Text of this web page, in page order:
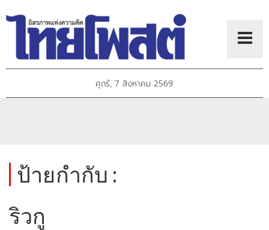
ศุกร์, 7 สิงหาคม 2569
ป้ายกำกับ :
ริวกู